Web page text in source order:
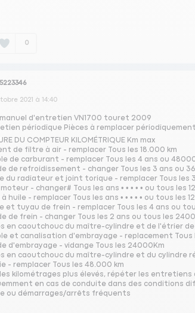
0
2021 à 14:40
d'entretien VN1700 touret 2009
périodique Pièces à remplacer périodiquement
DU COMPTEUR KILOMÉTRIQUE Km max
de filtre à air - remplacer Tous les 18.000 km
de carburant - remplacer Tous les 4 ans ou
de refroidissement - changer Tous les 3 ans ou
du radiateur et joint torique - remplacer Tous les
moteur - changer# Tous les ans • • • • • ou tous les
huile - remplacer Tous les ans • • • • • ou tous les
et tuyau de frein - remplacer Tous les 4 ans ou
de frein - changer Tous les 2 ans ou tous les
en caoutchouc du maître-cylindre et de l'étrier
et canalisation d'embrayage - replacement Tous
d'embrayage - vidange Tous les 24000Km
en caoutchouc du maître-cylindre et du cylindre
- remplacer Tous les 48.000 km
les kilométrages plus élevés, répéter les
en cas de conduite dans des conditions
ou démarrages/arrêts fréquents